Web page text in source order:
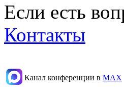
Если есть
Контакты
Канал конференции в МАХ